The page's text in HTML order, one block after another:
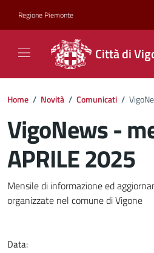
Regione Piemonte
Città di
Home / Novità / Comunicati /
VigoNews -
APRILE 2025
Dettagli del
Mensile di informazione ed
organizzate nel comune di Vigone
Data: